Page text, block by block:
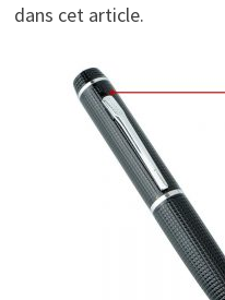
dans cet article.